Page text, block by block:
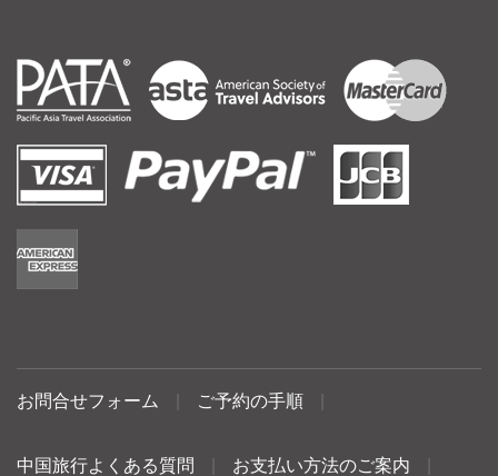
お問合せフォーム ご予約の手順
中国旅行よくある質問 お支払い方法のご案内